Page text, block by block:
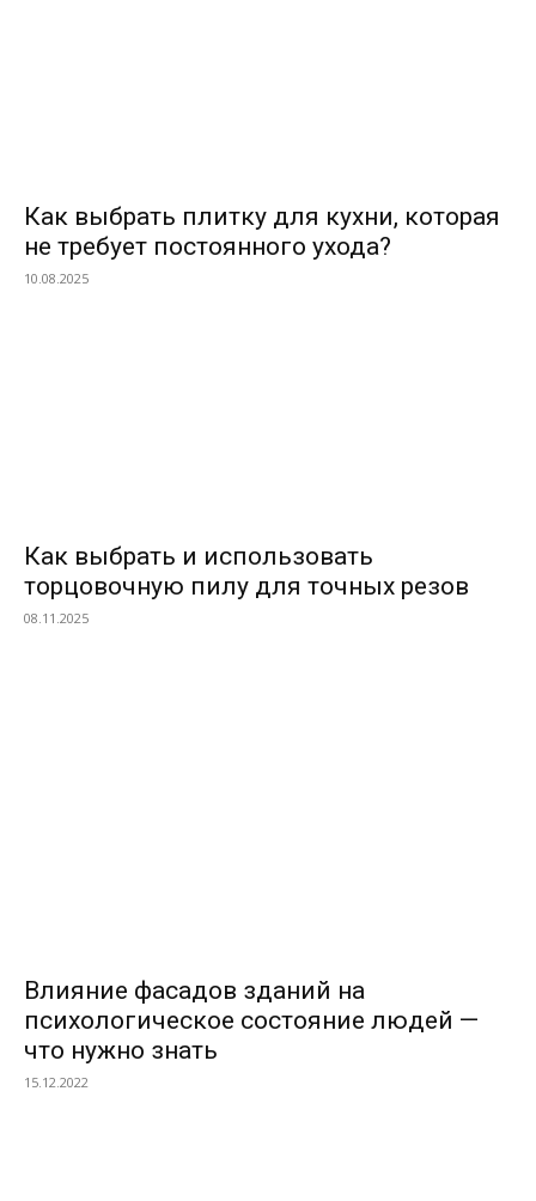
Как выбрать плитку для кухни, которая
не требует постоянного ухода?
10.08.2025
Как выбрать и использовать
торцовочную пилу для точных резов
08.11.2025
Влияние фасадов зданий на
психологическое состояние людей —
что нужно знать
15.12.2022